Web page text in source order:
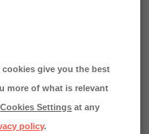
give you the best
more of what is relevant
Cookies Settings at any
policy.